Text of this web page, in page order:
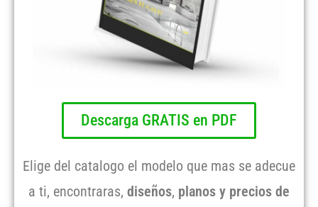
Descarga GRATIS en PDF
Elige del catalogo el modelo que mas se adecue
a ti, encontraras, diseños, planos y precios de